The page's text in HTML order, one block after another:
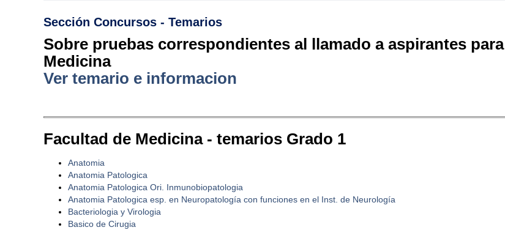
Sección Concursos - Temarios
Sobre pruebas correspondientes al llamado a aspirantes para
Medicina
Ver temario e informacion
Facultad de Medicina - temarios Grado 1
Anatomia
Anatomia Patologica
Anatomia Patologica Ori. Inmunobiopatologia
Anatomia Patologica esp. en Neuropatología con funciones en el Inst. de Neurología
Bacteriologia y Virologia
Basico de Cirugia